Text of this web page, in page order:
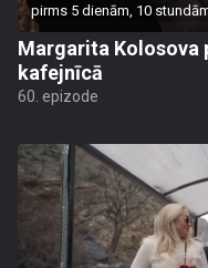
pirms 5 dienām, 10
Margarita
kafejnīcā
60. epizode